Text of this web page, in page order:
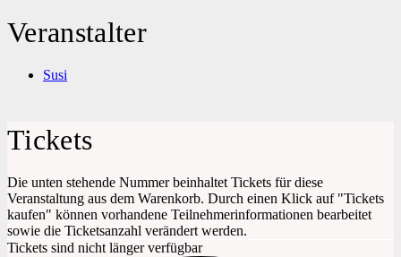
Veranstalter
Susi
Tickets
Die unten stehende Nummer beinhaltet Tickets für diese
Veranstaltung aus dem Warenkorb. Durch einen Klick auf "Tickets
kaufen" können vorhandene Teilnehmerinformationen bearbeitet
sowie die Ticketsanzahl verändert werden.
Tickets sind nicht länger verfügbar